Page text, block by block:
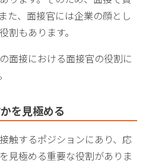
た、面接官には企業の顔とし
割もあります。
面接における面接官の役割に
を見極める
触するポジションにあり、応
見極める重要な役割がありま